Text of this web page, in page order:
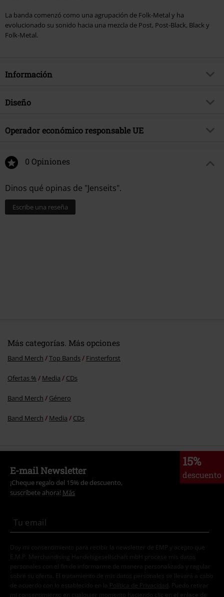
La banda comenzó como una agrupación de Folk-Metal y ha
evolucionado su sonido hacia una mezcla de Post, Post-Black, Black y
Folk-Metal.
Información
Artículo no.
Género Musical
Pagan Metal
Banda
Diseño
Tipo de producto
CD
Operador económico responsable UE
Neumühlen 17
22763 Hamburg
info@edel.com
0 Opiniones
Dinos qué opinas de "Jenseits".
Escribe una reseña
Más categorías. Más opciones
Band Merch Top Bands Finsterforst
Ofertas % Media CDs
Band Merch Género
Band Merch Media CDs
15%
descuento
E-mail Newsletter
¡Cheque regalo del 15% de descuento,
suscríbete ahora! Más
Doy mi consentimiento para recibir la newsletter de EMP y acepto que
E.M.P. Merchandising Handelsgesellschaft mbH procese mis datos
personales con el fin de informarme de manera personalizada y regular
sobre su oferta. El tratamiento de mis datos personales se llevará a cabo
de acuerdo con lo establecido en la
Política de Privacidad . Puedo retirar
mi consentimiento en cualquier momento haciendo clic en el enlace de